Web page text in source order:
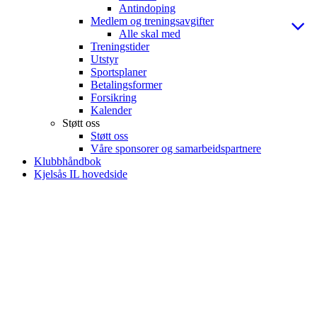
Antindoping
Medlem og treningsavgifter
Alle skal med
Treningstider
Utstyr
Sportsplaner
Betalingsformer
Forsikring
Kalender
Støtt oss
Støtt oss
Våre sponsorer og samarbeidspartnere
Klubbhåndbok
Kjelsås IL hovedside